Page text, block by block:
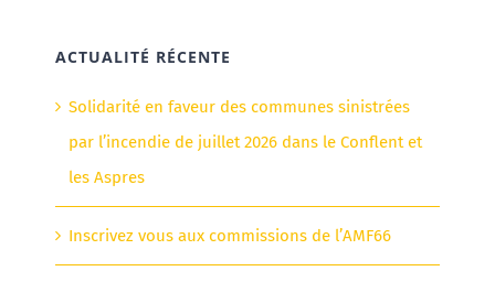
ACTUALITÉ RÉCENTE
Solidarité en faveur des communes sinistrées
par l’incendie de juillet 2026 dans le Conflent et
les Aspres
Inscrivez vous aux commissions de l’AMF66